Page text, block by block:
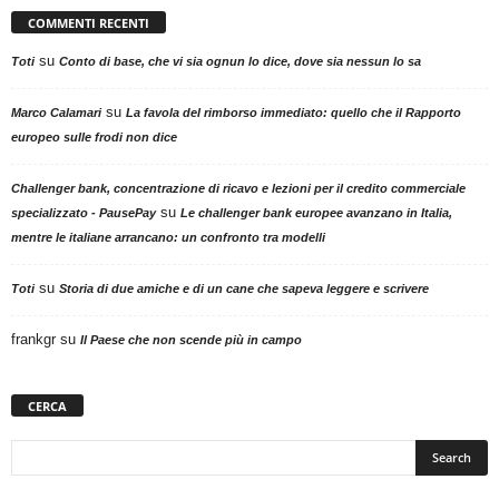
COMMENTI RECENTI
Totisu Conto di base, che vi sia ognun lo dice, dove sia nessun lo sa
Marco Calamarisu La favola del rimborso immediato: quello che il Rapporto
europeo sulle frodi non dice
Challenger bank, concentrazione di ricavo e lezioni per il credito commerciale
specializzato - PausePaysu Le challenger bank europee avanzano in Italia,
mentre le italiane arrancano: un confronto tra modelli
Totisu Storia di due amiche e di un cane che sapeva leggere e scrivere
frankgr su Il Paese che non scende più in campo
CERCA